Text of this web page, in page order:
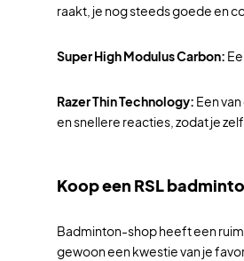
raakt, je nog steeds goede en
Super High Modulus Carbon:
Razer Thin Technology: Een
en snellere reacties, zodat je
Koop een RSL
Badminton-shop heeft een
gewoon een kwestie van je